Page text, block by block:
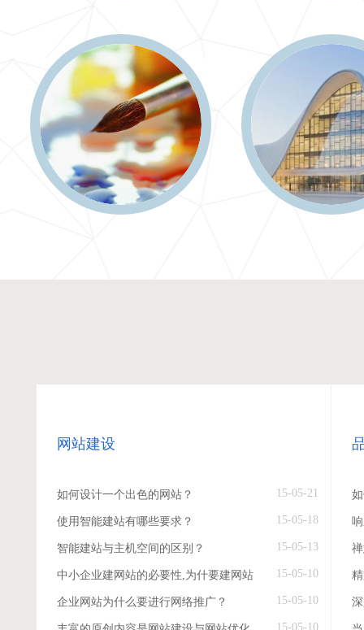
网站建设
如何设计一个出色的网站？ 15-05-21
使用智能建站有哪些要求？ 15-05-18
智能建站与主机空间的区别？ 15-05-13
中小企业建网站的必要性,为什要建网站 15-05-10
企业网站为什么要进行网络推广？ 15-05-10
15-05-10